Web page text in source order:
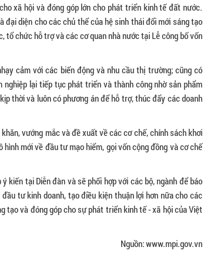
xã hội và đóng góp lớn cho phát triển kinh tế đất nước.
diện cho các chủ thể của hệ sinh thái đổi mới sáng tạo
chức hỗ trợ và các cơ quan nhà nước tại Lễ công bố vốn
cảm với các biến động và nhu cầu thị trường; cũng có
nghiệp lại tiếp tục phát triển và thành công nhờ sản phẩm
thời và luôn có phương án để hỗ trợ, thúc đẩy các doanh
vướng mắc và đề xuất về các cơ chế, chính sách khơi
mới về đầu tư mạo hiểm, gọi vốn cộng đồng và cơ chế
kiến tại Diễn đàn và sẽ phối hợp với các bộ, ngành để báo
tư kinh doanh, tạo điều kiện thuận lợi hơn nữa cho các
tạo và đóng góp cho sự phát triển kinh tế - xã hội của Việt
Nguồn: www.mpi.gov.vn